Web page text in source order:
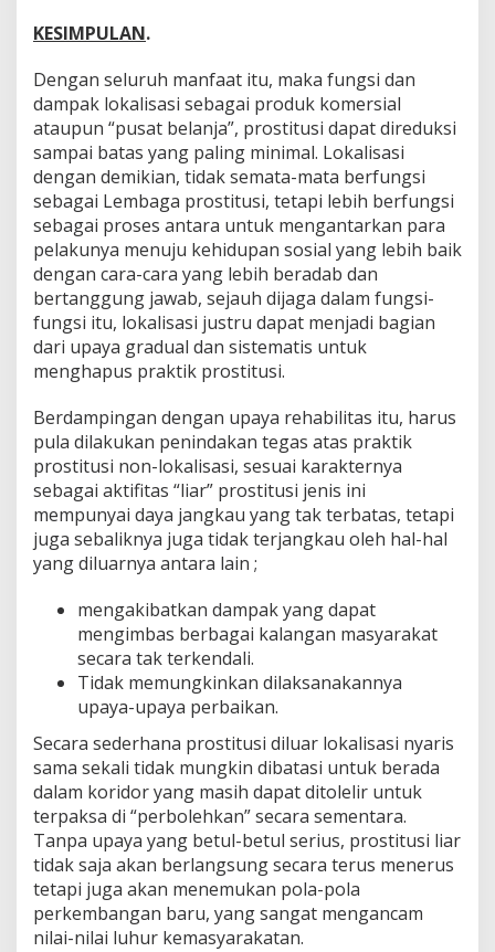
KESIMPULAN.
Dengan seluruh manfaat itu, maka fungsi dan
dampak lokalisasi sebagai produk komersial
ataupun “pusat belanja”, prostitusi dapat direduksi
sampai batas yang paling minimal. Lokalisasi
dengan demikian, tidak semata-mata berfungsi
sebagai Lembaga prostitusi, tetapi lebih berfungsi
sebagai proses antara untuk mengantarkan para
pelakunya menuju kehidupan sosial yang lebih baik
dengan cara-cara yang lebih beradab dan
bertanggung jawab, sejauh dijaga dalam fungsi-
fungsi itu, lokalisasi justru dapat menjadi bagian
dari upaya gradual dan sistematis untuk
menghapus praktik prostitusi.
Berdampingan dengan upaya rehabilitas itu, harus
pula dilakukan penindakan tegas atas praktik
prostitusi non-lokalisasi, sesuai karakternya
sebagai aktifitas “liar” prostitusi jenis ini
mempunyai daya jangkau yang tak terbatas, tetapi
juga sebaliknya juga tidak terjangkau oleh hal-hal
yang diluarnya antara lain ;
mengakibatkan dampak yang dapat
mengimbas berbagai kalangan masyarakat
secara tak terkendali.
Tidak memungkinkan dilaksanakannya
upaya-upaya perbaikan.
Secara sederhana prostitusi diluar lokalisasi nyaris
sama sekali tidak mungkin dibatasi untuk berada
dalam koridor yang masih dapat ditolelir untuk
terpaksa di “perbolehkan” secara sementara.
Tanpa upaya yang betul-betul serius, prostitusi liar
tidak saja akan berlangsung secara terus menerus
tetapi juga akan menemukan pola-pola
perkembangan baru, yang sangat mengancam
nilai-nilai luhur kemasyarakatan.